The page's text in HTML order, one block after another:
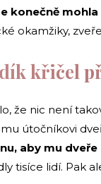
konečně
okamžiky,
křičel
že nic není
útočníkovi
aby mu
tisíce lidí. Pak